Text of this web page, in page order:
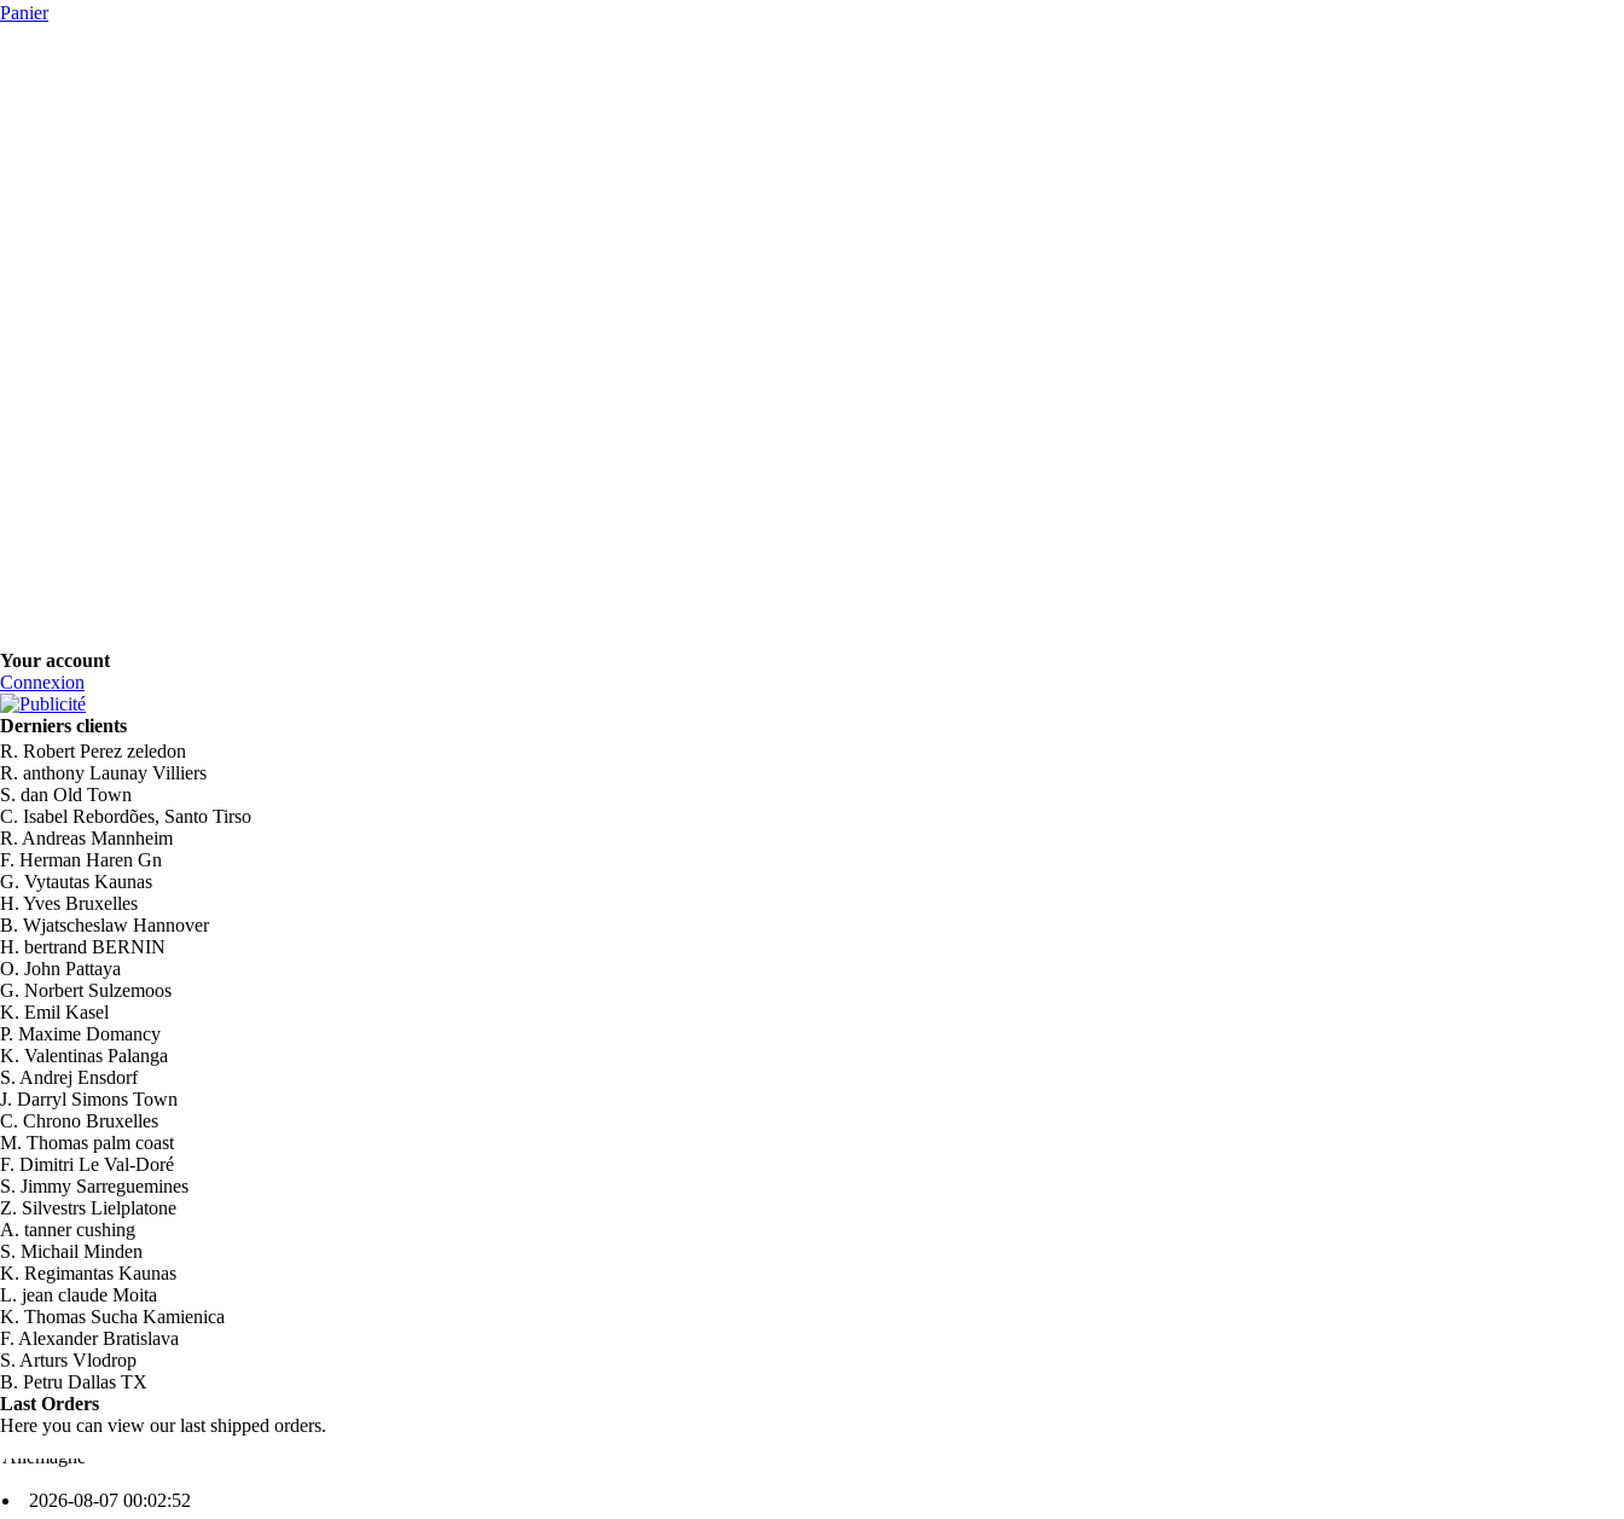
Panier
Your account
Connexion
Derniers clients
R. Robert Perez zeledon
R. anthony Launay Villiers
S. dan Old Town
C. Isabel Rebordões, Santo Tirso
R. Andreas Mannheim
F. Herman Haren Gn
G. Vytautas Kaunas
H. Yves Bruxelles
B. Wjatscheslaw Hannover
H. bertrand BERNIN
O. John Pattaya
G. Norbert Sulzemoos
K. Emil Kasel
P. Maxime Domancy
K. Valentinas Palanga
S. Andrej Ensdorf
J. Darryl Simons Town
C. Chrono Bruxelles
M. Thomas palm coast
F. Dimitri Le Val-Doré
S. Jimmy Sarreguemines
Z. Silvestrs Lielplatone
A. tanner cushing
S. Michail Minden
K. Regimantas Kaunas
L. jean claude Moita
K. Thomas Sucha Kamienica
F. Alexander Bratislava
S. Arturs Vlodrop
B. Petru Dallas TX
Last Orders
Here you can view our last shipped orders.
2026-08-08 07:45:38
2x Électrolyte. Hydroxyde de
Potassium KOH 400 g
Send to >
Allemagne
2026-08-07 00:02:52
Send to > Costa